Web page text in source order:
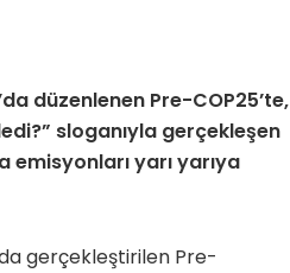
düzenlenen Pre-COP25’te,
sloganıyla gerçekleşen
emisyonları yarı yarıya
gerçekleştirilen Pre-